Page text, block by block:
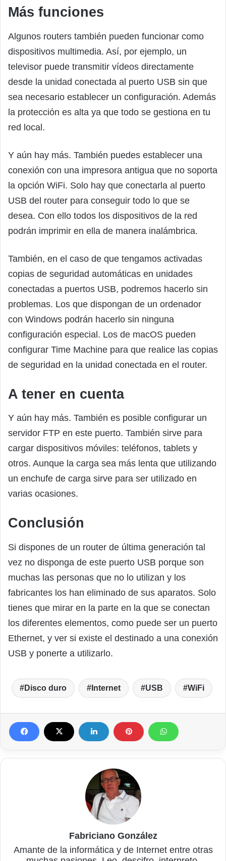
Más funciones
Algunos routers también pueden funcionar como
dispositivos multimedia. Así, por ejemplo, un
televisor puede transmitir vídeos directamente
desde la unidad conectada al puerto USB sin que
sea necesario establecer un configuración. Además
la protección es alta ya que todo se gestiona en tu
red local.
Y aún hay más. También puedes establecer una
conexión con una impresora antigua que no soporta
la opción WiFi. Solo hay que conectarla al puerto
USB del router para conseguir todo lo que se
desea. Con ello todos los dispositivos de la red
podrán imprimir en ella de manera inalámbrica.
También, en el caso de que tengamos activadas
copias de seguridad automáticas en unidades
conectadas a puertos USB, podremos hacerlo sin
problemas. Los que dispongan de un ordenador
con Windows podrán hacerlo sin ninguna
configuración especial. Los de macOS pueden
configurar Time Machine para que realice las copias
de seguridad en la unidad conectada en el router.
A tener en cuenta
Y aún hay más. También es posible configurar un
servidor FTP en este puerto. También sirve para
cargar dispositivos móviles: teléfonos, tablets y
otros. Aunque la carga sea más lenta que utilizando
un enchufe de carga sirve para ser utilizado en
varias ocasiones.
Conclusión
Si dispones de un router de última generación tal
vez no disponga de este puerto USB porque son
muchas las personas que no lo utilizan y los
fabricantes los han eliminado de sus aparatos. Solo
tienes que mirar en la parte en la que se conectan
los diferentes elementos, como puede ser un puerto
Ethernet, y ver si existe el destinado a una conexión
USB y ponerte a utilizarlo.
Disco duro Internet USB WiFi
Fabriciano González
Amante de la informática y de Internet entre otras